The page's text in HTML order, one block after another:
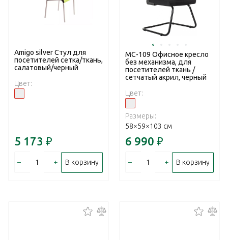
Amigo silver Стул для
посетителей сетка/ткань,
салатовый/черный
Цвет:
5 173 ₽
– + В корзину
МС-109 Офисное кресло
без механизма, для
посетителей ткань /
сетчатый акрил, черный
Цвет:
Размеры:
58×59×103 см
6 990 ₽
– + В корзину